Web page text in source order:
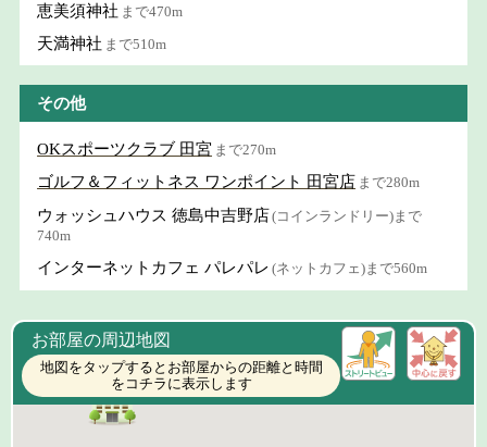
恵美須神社 まで470m
天満神社 まで510m
その他
OKスポーツクラブ 田宮 まで270m
ゴルフ＆フィットネス ワンポイント 田宮店 まで280m
ウォッシュハウス 徳島中吉野店(コインランドリー)まで
740m
インターネットカフェ パレパレ (ネットカフェ)まで560m
お部屋の周辺地図
地図をタップするとお部屋からの距離と時間
をコチラに表示します